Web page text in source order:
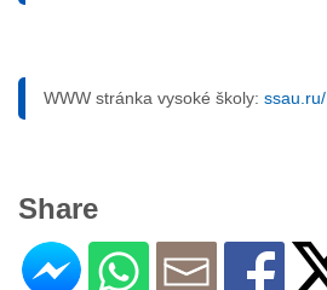
WWW stránka vysoké školy: ssau.ru/
Share